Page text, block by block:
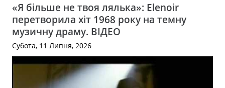
«Я більше не твоя лялька»: Elenoir
перетворила хіт 1968 року на темну
музичну драму. ВІДЕО
Субота, 11 Липня, 2026